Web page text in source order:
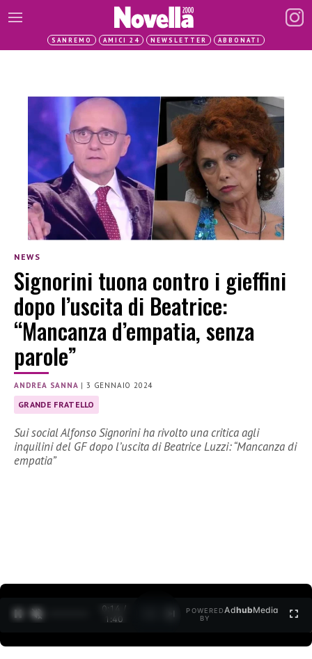
SANREMO AMICI 24 NEWSLETTER ABBONATI
NEWS
Signorini tuona contro i gieffini
dopo l’uscita di Beatrice:
“Mancanza d’empatia, senza
parole”
ANDREA SANNA |3 GENNAIO 2024
GRANDE FRATELLO
Sui social Alfonso Signorini ha rivolto una critica agli
inquilini del GF dopo l’uscita di Beatrice Luzzi: “Mancanza di
empatia”
0:15 /
1:40
POWERED
BY
AdhubMedia